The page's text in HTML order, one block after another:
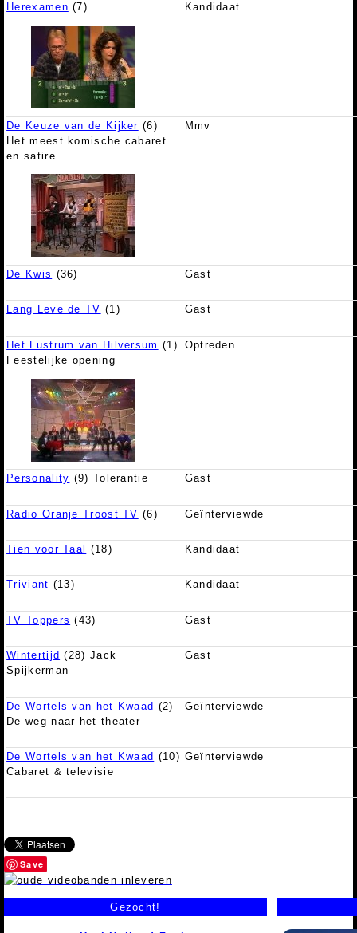
Herexamen (7) Kandidaat
De Keuze van de Kijker (6)
Het meest komische cabaret
en satire
Mmv
De Kwis (36) Gast
Lang Leve de TV (1) Gast
Het Lustrum van Hilversum (1)
Feestelijke opening
Optreden
Personality (9) Tolerantie Gast
Radio Oranje Troost TV (6) Geïnterviewde
Tien voor Taal (18) Kandidaat
Triviant (13) Kandidaat
TV Toppers (43) Gast
Wintertijd (28) Jack
Spijkerman
Gast
De Wortels van het Kwaad (2)
De weg naar het theater
Geïnterviewde
De Wortels van het Kwaad (10)
Cabaret & televisie
Geïnterviewde
Save
Gezocht!